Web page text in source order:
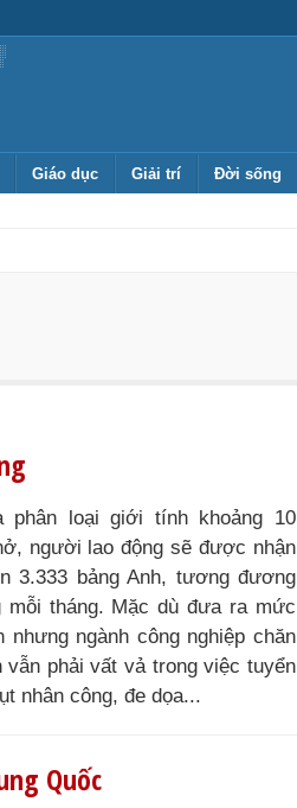
Giáo dục Giải trí Đời sống
phân loại giới tính khoảng 10
người lao động sẽ được nhận
3.333 bảng Anh, tương đương
mỗi tháng. Mặc dù đưa ra mức
nhưng ngành công nghiệp chăn
vẫn phải vất vả trong việc tuyển
nhân công, đe dọa...
Quốc